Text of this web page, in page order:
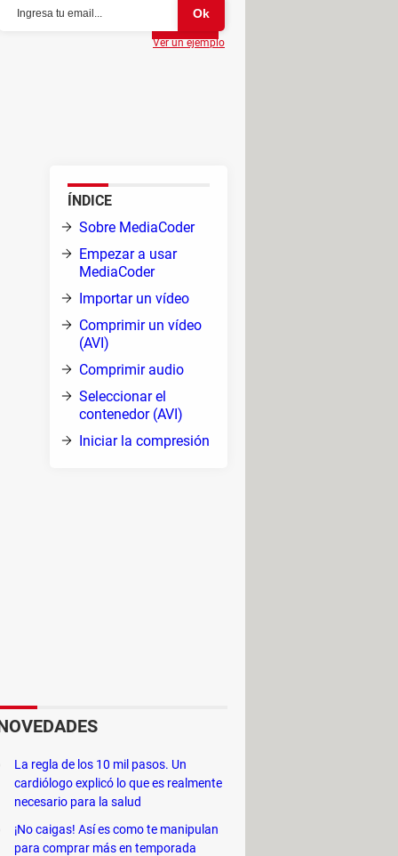
Partager
o audio, para convertirlo en
nos posibilita mejorar la
ÍNDICE
Sobre MediaCoder
Empezar a usar
MediaCoder
Importar un vídeo
Comprimir un vídeo
(AVI)
Comprimir audio
Seleccionar el
contenedor (AVI)
Iniciar la compresión
Ver un ejemplo
La regla de los 10 mil pasos. Un
cardiólogo explicó lo que es realmente
necesario para la salud
¡No caigas! Así es como te manipulan
para comprar más en temporada